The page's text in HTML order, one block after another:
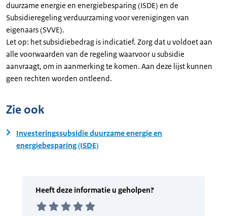
duurzame energie en energiebesparing (ISDE) en de
Subsidieregeling verduurzaming voor verenigingen van
eigenaars (SVVE).
Let op: het subsidiebedrag is indicatief. Zorg dat u voldoet aan
alle voorwaarden van de regeling waarvoor u subsidie
aanvraagt, om in aanmerking te komen. Aan deze lijst kunnen
geen rechten worden ontleend.
Zie ook
Investeringssubsidie duurzame energie en
energiebesparing (ISDE)